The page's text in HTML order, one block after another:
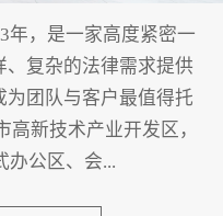
年，是一家高度紧密一
复杂的法律需求提供
团队与客户最值得托
新技术产业开发区，
办公区、会...